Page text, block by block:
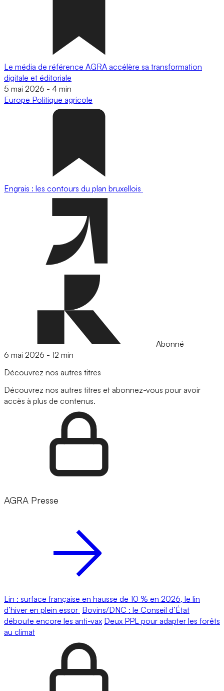
Le média de référence AGRA accélère sa transformation
digitale et éditoriale
5 mai 2026 - 4 min
Europe Politique agricole
Engrais : les contours du plan bruxellois
Abonné
6 mai 2026 - 12 min
Découvrez nos autres titres
Découvrez nos autres titres et abonnez-vous pour avoir
accès à plus de contenus.
AGRA Presse
Lin : surface française en hausse de 10 % en 2026, le lin
d’hiver en plein essor Bovins/DNC : le Conseil d’État
déboute encore les anti-vax Deux PPL pour adapter les forêts
au climat